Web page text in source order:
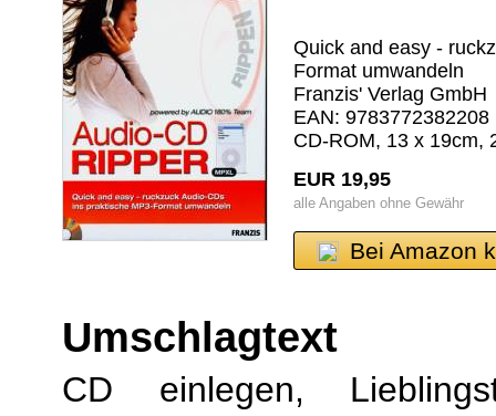
Quick and easy -
Format umwandeln
Franzis' Verlag GmbH
EAN:
CD-ROM, 13 x 19cm,
EUR 19,95
alle Angaben ohne Gewähr
Bei Amazon
Umschlagtext
CD einlegen,